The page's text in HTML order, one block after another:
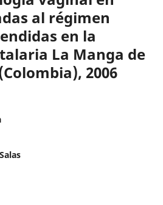
al régimen
en la
La Manga de
2006